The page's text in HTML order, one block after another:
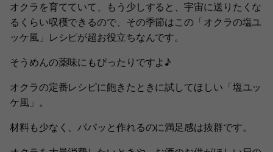
オクラを育てていて、もう少しすると、宇宙に送りたくな
るくらい収穫できるので、その季節はこの「オクラの塩ユ
ッケ風」レシピが超お役立ちなんです。
そうめんの薬味にもぴったりですよ♪
オクラの定番レシピに飽きたときに試してほしい「塩ユッ
ケ風」。
材料も少なく、パパッと作れるのに満足感は抜群です。